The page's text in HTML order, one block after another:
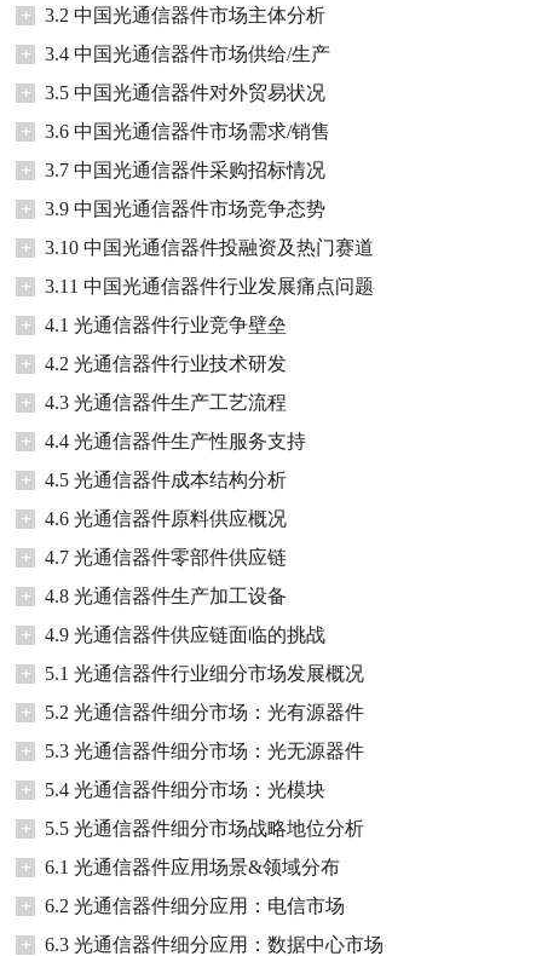
+
3.2 中国光通信器件市场主体分析
+
3.4 中国光通信器件市场供给/生产
+
3.5 中国光通信器件对外贸易状况
+
3.6 中国光通信器件市场需求/销售
+
3.7 中国光通信器件采购招标情况
+
3.9 中国光通信器件市场竞争态势
+
3.10 中国光通信器件投融资及热门赛道
+
3.11 中国光通信器件行业发展痛点问题
+
4.1 光通信器件行业竞争壁垒
+
4.2 光通信器件行业技术研发
+
4.3 光通信器件生产工艺流程
+
4.4 光通信器件生产性服务支持
+
4.5 光通信器件成本结构分析
+
4.6 光通信器件原料供应概况
+
4.7 光通信器件零部件供应链
+
4.8 光通信器件生产加工设备
+
4.9 光通信器件供应链面临的挑战
+
5.1 光通信器件行业细分市场发展概况
+
5.2 光通信器件细分市场：光有源器件
+
5.3 光通信器件细分市场：光无源器件
+
5.4 光通信器件细分市场：光模块
+
5.5 光通信器件细分市场战略地位分析
+
6.1 光通信器件应用场景&领域分布
+
6.2 光通信器件细分应用：电信市场
+
6.3 光通信器件细分应用：数据中心市场